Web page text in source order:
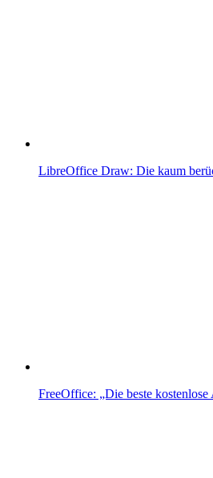
LibreOffice Draw: Die kaum
FreeOffice: „Die beste